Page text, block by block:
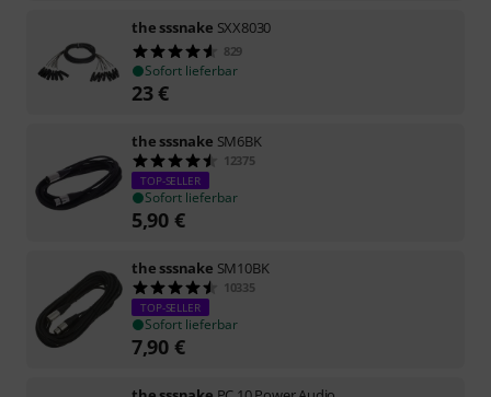
the sssnake SXX8030
829
Sofort lieferbar
23€
the sssnake SM6BK
12375
TOP-SELLER
Sofort lieferbar
5,90 €
the sssnake SM10BK
10335
TOP-SELLER
Sofort lieferbar
7,90 €